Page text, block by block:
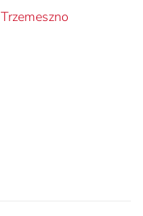
Trzemeszno